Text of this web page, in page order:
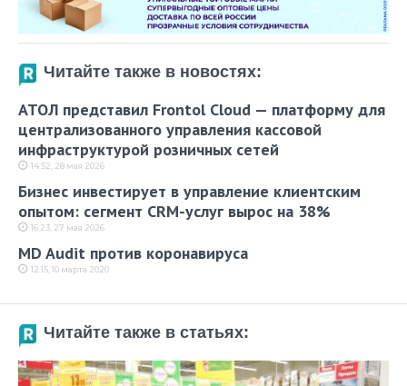
Читайте также в новостях:
АТОЛ представил Frontol Cloud — платформу для
централизованного управления кассовой
инфраструктурой розничных сетей
14:52, 28 мая 2026
Бизнес инвестирует в управление клиентским
опытом: сегмент CRM-услуг вырос на 38%
16:23, 27 мая 2026
MD Audit против коронавируса
12:15, 10 марта 2020
Читайте также в статьях: